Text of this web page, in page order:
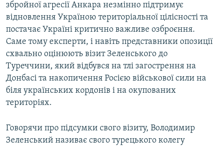
збройної агресії Анкара незмінно підтримує
відновлення Україною територіальної цілісності та
постачає Україні критично важливе озброєння.
Саме тому експерти, і навіть представники опозиції
схвально оцінюють візит Зеленського до
Туреччини, який відбувся на тлі загострення на
Донбасі та накопичення Росією військової сили на
біля українських кордонів і на окупованих
територіях.
Говорячи про підсумки свого візиту, Володимир
Зеленський називає свого турецького колегу